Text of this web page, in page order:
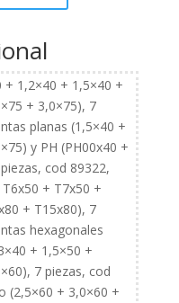
+ 1,2×40 + 1,5×40 +
+ 3,0×75), 7
planas (1,5×40 +
y PH (PH00x40 +
cod 89322,
+ T7x50 +
+ T15x80), 7
hexagonales
+ 1,5×50 +
7 piezas, cod
(2,5×60 + 3,0×60 +